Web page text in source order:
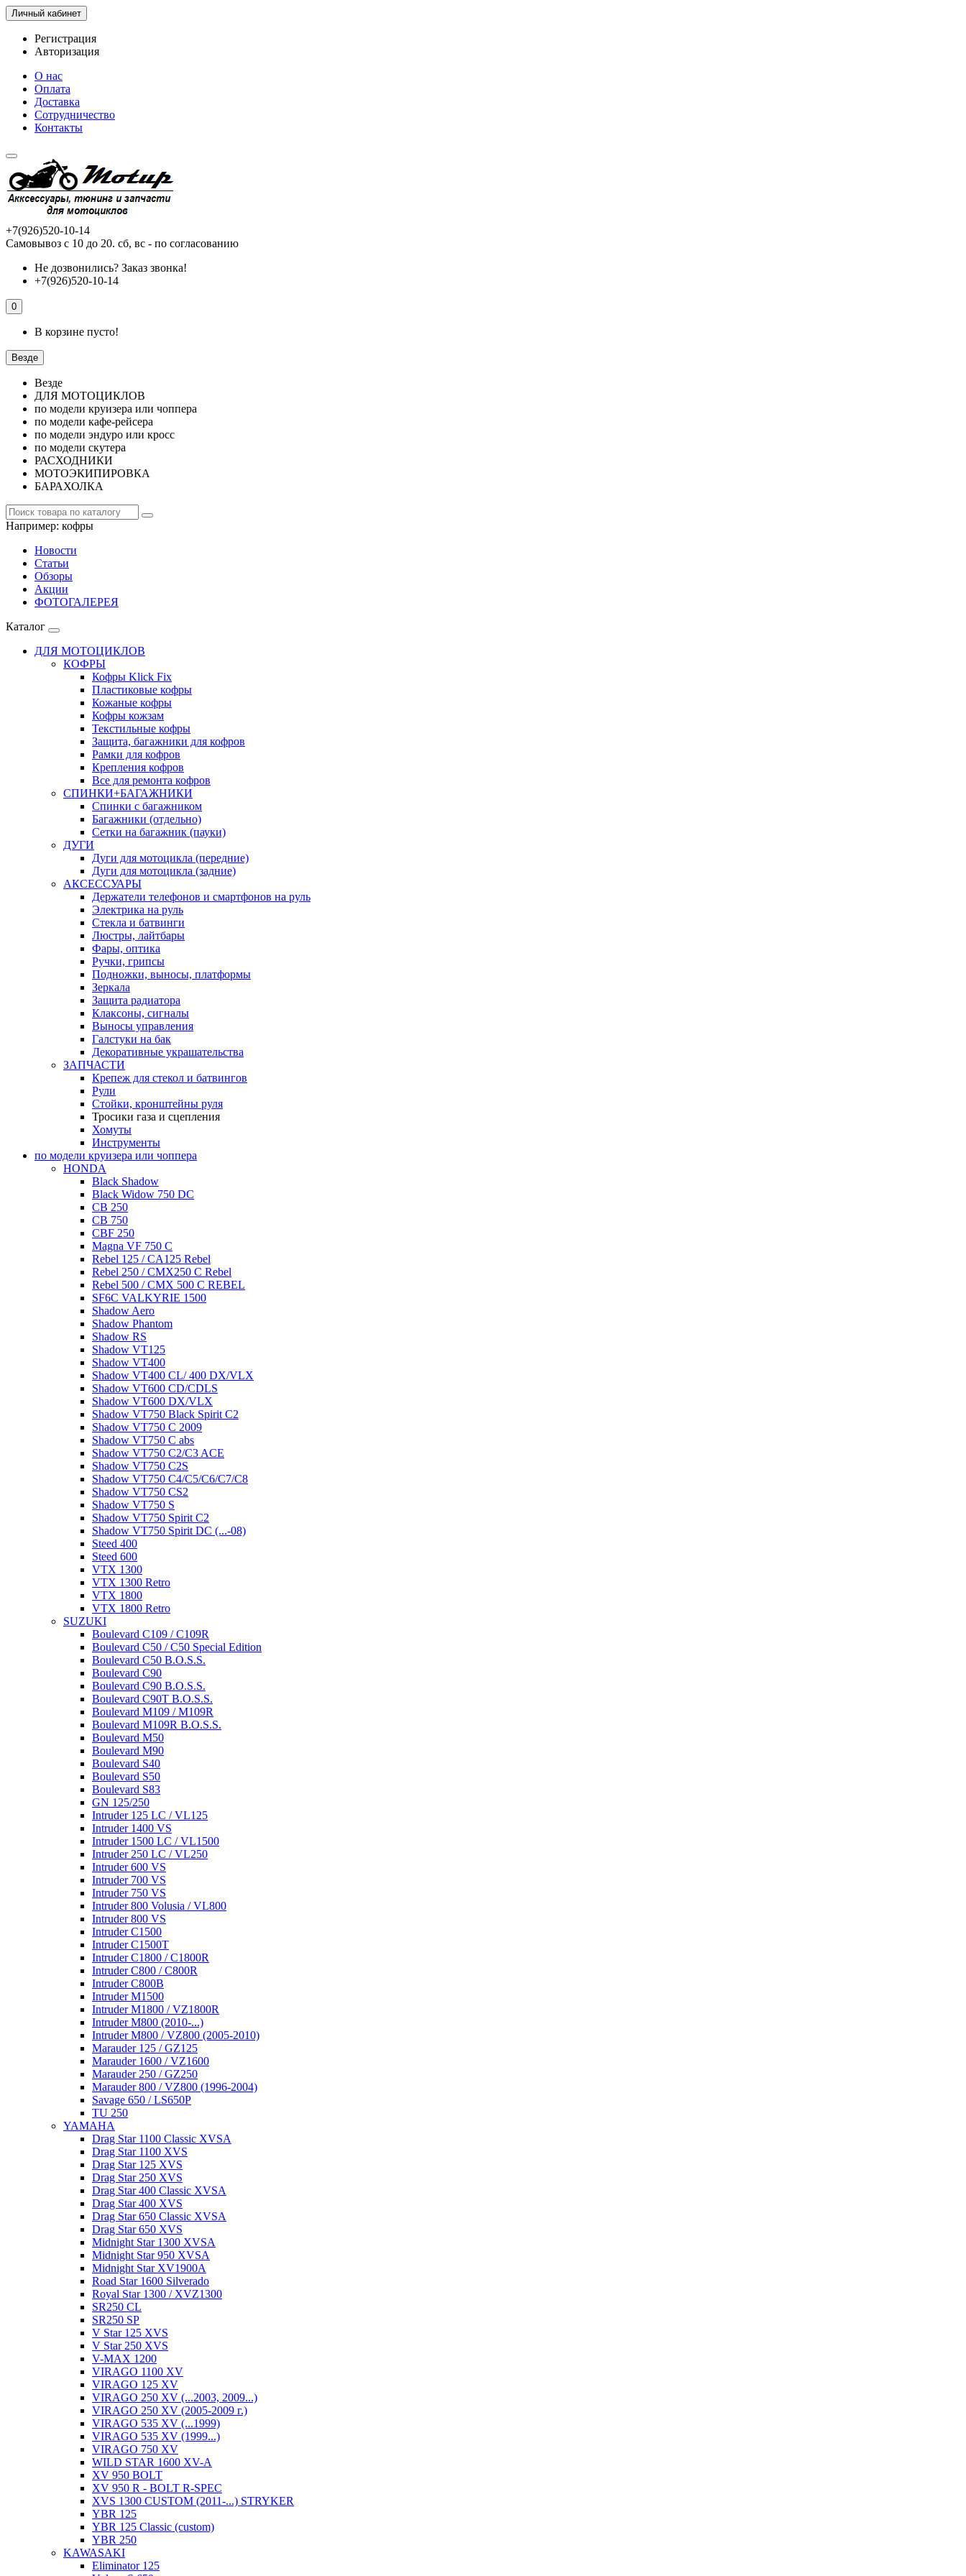
Личный кабинет
Регистрация
Авторизация
О нас
Оплата
Доставка
Сотрудничество
Контакты
+7(926)520-10-14
Самовывоз с 10 до 20. сб, вс - по согласованию
Не дозвонились? Заказ звонка!
+7(926)520-10-14
0
В корзине пусто!
Везде
Везде
ДЛЯ МОТОЦИКЛОВ
по модели круизера или чоппера
по модели кафе-рейсера
по модели эндуро или кросс
по модели скутера
РАСХОДНИКИ
МОТОЭКИПИРОВКА
БАРАХОЛКА
Например: кофры
Новости
Статьи
Обзоры
Акции
ФОТОГАЛЕРЕЯ
Каталог
ДЛЯ МОТОЦИКЛОВ
КОФРЫ
Кофры Klick Fix
Пластиковые кофры
Кожаные кофры
Кофры кожзам
Текстильные кофры
Защита, багажники для кофров
Рамки для кофров
Крепления кофров
Все для ремонта кофров
СПИНКИ+БАГАЖНИКИ
Спинки с багажником
Багажники (отдельно)
Сетки на багажник (пауки)
ДУГИ
Дуги для мотоцикла (передние)
Дуги для мотоцикла (задние)
АКСЕССУАРЫ
Держатели телефонов и смартфонов на руль
Электрика на руль
Стекла и батвинги
Люстры, лайтбары
Фары, оптика
Ручки, грипсы
Подножки, выносы, платформы
Зеркала
Защита радиатора
Клаксоны, сигналы
Выносы управления
Галстуки на бак
Декоративные украшательства
ЗАПЧАСТИ
Крепеж для стекол и батвингов
Рули
Стойки, кронштейны руля
Тросики газа и сцепления
Хомуты
Инструменты
по модели круизера или чоппера
HONDA
Black Shadow
Black Widow 750 DC
CB 250
CB 750
CBF 250
Magna VF 750 C
Rebel 125 / CA125 Rebel
Rebel 250 / CMX250 C Rebel
Rebel 500 / CMX 500 C REBEL
SF6C VALKYRIE 1500
Shadow Aero
Shadow Phantom
Shadow RS
Shadow VT125
Shadow VT400
Shadow VT400 CL/ 400 DX/VLX
Shadow VT600 CD/CDLS
Shadow VT600 DX/VLX
Shadow VT750 Black Spirit C2
Shadow VT750 C 2009
Shadow VT750 C abs
Shadow VT750 C2/C3 ACE
Shadow VT750 C2S
Shadow VT750 C4/C5/C6/C7/C8
Shadow VT750 CS2
Shadow VT750 S
Shadow VT750 Spirit C2
Shadow VT750 Spirit DC (...-08)
Steed 400
Steed 600
VTX 1300
VTX 1300 Retro
VTX 1800
VTX 1800 Retro
SUZUKI
Boulevard C109 / C109R
Boulevard C50 / C50 Special Edition
Boulevard C50 B.O.S.S.
Boulevard C90
Boulevard C90 B.O.S.S.
Boulevard C90T B.O.S.S.
Boulevard M109 / M109R
Boulevard M109R B.O.S.S.
Boulevard M50
Boulevard M90
Boulevard S40
Boulevard S50
Boulevard S83
GN 125/250
Intruder 125 LC / VL125
Intruder 1400 VS
Intruder 1500 LC / VL1500
Intruder 250 LC / VL250
Intruder 600 VS
Intruder 700 VS
Intruder 750 VS
Intruder 800 Volusia / VL800
Intruder 800 VS
Intruder C1500
Intruder C1500T
Intruder C1800 / C1800R
Intruder C800 / C800R
Intruder C800B
Intruder M1500
Intruder M1800 / VZ1800R
Intruder M800 (2010-...)
Intruder M800 / VZ800 (2005-2010)
Marauder 125 / GZ125
Marauder 1600 / VZ1600
Marauder 250 / GZ250
Marauder 800 / VZ800 (1996-2004)
Savage 650 / LS650P
TU 250
YAMAHA
Drag Star 1100 Classic XVSA
Drag Star 1100 XVS
Drag Star 125 XVS
Drag Star 250 XVS
Drag Star 400 Classic XVSA
Drag Star 400 XVS
Drag Star 650 Classic XVSA
Drag Star 650 XVS
Midnight Star 1300 XVSA
Midnight Star 950 XVSA
Midnight Star XV1900A
Road Star 1600 Silverado
Royal Star 1300 / XVZ1300
SR250 CL
SR250 SP
V Star 125 XVS
V Star 250 XVS
V-MAX 1200
VIRAGO 1100 XV
VIRAGO 125 XV
VIRAGO 250 XV (...2003, 2009...)
VIRAGO 250 XV (2005-2009 г.)
VIRAGO 535 XV (...1999)
VIRAGO 535 XV (1999...)
VIRAGO 750 XV
WILD STAR 1600 XV-A
XV 950 BOLT
XV 950 R - BOLT R-SPEC
XVS 1300 CUSTOM (2011-...) STRYKER
YBR 125
YBR 125 Classic (custom)
YBR 250
KAWASAKI
Eliminator 125